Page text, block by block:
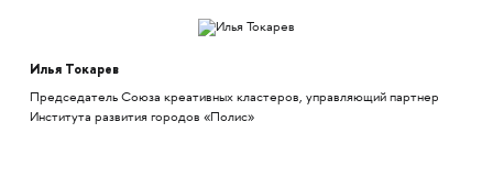
Илья Токарев
Председатель Союза креативных кластеров, управляющий партнер
Института развития городов «Полис»